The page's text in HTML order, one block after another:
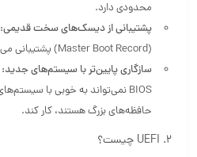
محدودی دارد.
پشتیبانی از دیسک‌های سخت قدیمی:
(Master Boot Record) پشتیبانی می‌کند.
سازگاری پایین‌تر با سیستم‌های جدید:
حافظه‌های بزرگ هستند، کار کند.
2. UEFI چیست؟